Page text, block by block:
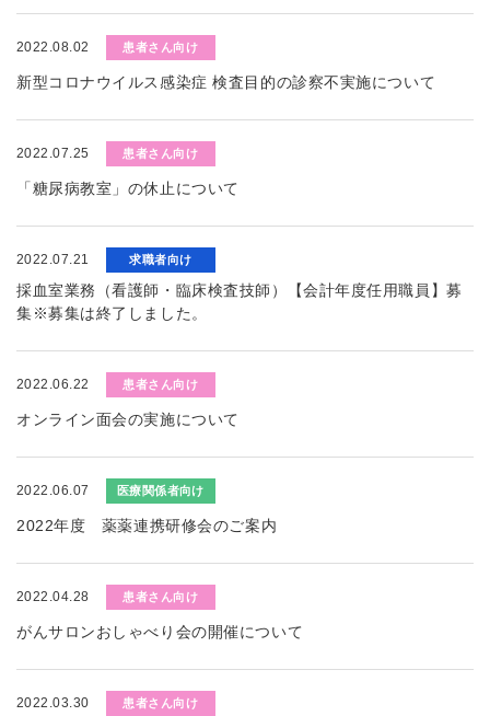
2022.08.02 患者さん向け
新型コロナウイルス感染症 検査目的の診察不実施について
2022.07.25 患者さん向け
「糖尿病教室」の休止について
2022.07.21 求職者向け
採血室業務（看護師・臨床検査技師）【会計年度任用職員】募
集※募集は終了しました。
2022.06.22 患者さん向け
オンライン面会の実施について
2022.06.07 医療関係者向け
2022年度 薬薬連携研修会のご案内
2022.04.28 患者さん向け
がんサロンおしゃべり会の開催について
2022.03.30 患者さん向け